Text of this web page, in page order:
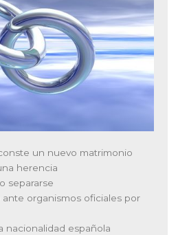
un nuevo matrimonio
herencia
separarse
ante organismos oficiales por
nacionalidad española